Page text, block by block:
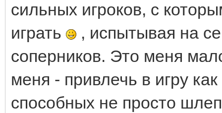
сильных игроков, с
играть
, испытывая на
соперников. Это меня
меня - привлечь в игру
способных не просто